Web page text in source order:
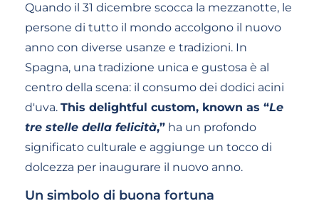
Quando il 31 dicembre scocca la mezzanotte, le
persone di tutto il mondo accolgono il nuovo
anno con diverse usanze e tradizioni. In
Spagna, una tradizione unica e gustosa è al
centro della scena: il consumo dei dodici acini
d'uva. This delightful custom, known as “Le
tre stelle della felicità,” ha un profondo
significato culturale e aggiunge un tocco di
dolcezza per inaugurare il nuovo anno.
Un simbolo di buona fortuna